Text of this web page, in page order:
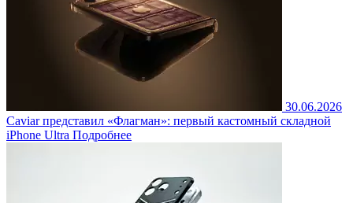
30.06.2026
Caviar представил «Флагман»: первый кастомный складной
iPhone Ultra Подробнее